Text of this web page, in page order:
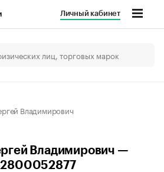
Личный кабинет
Владимирович
Владимирович —